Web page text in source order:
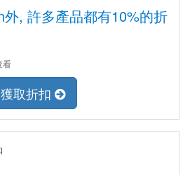
外, 許多產品都有10%的折
看
獲取折扣